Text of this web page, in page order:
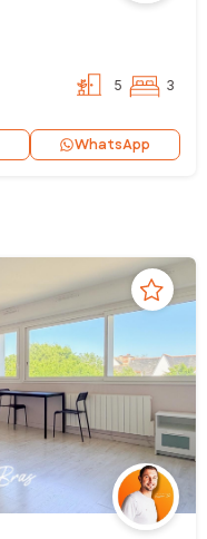
5 3
WhatsApp